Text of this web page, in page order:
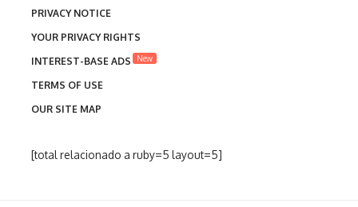
PRIVACY NOTICE
YOUR PRIVACY RIGHTS
INTEREST-BASE ADS
New
TERMS OF USE
OUR SITE MAP
[total relacionado a ruby=5 layout=5]